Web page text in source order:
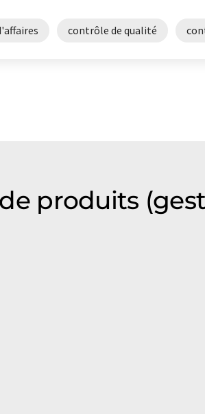
contrôle de qualité
produits